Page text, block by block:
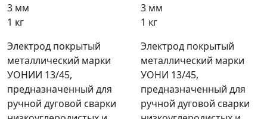
3 мм
1 кг
Электрод покрытый
металлический марки
УОНИИ 13/45,
предназначенный для
ручной дуговой сварки
3 мм
1 кг
Электрод покрытый
металлический марки
УОНИ 13/45,
предназначенный для
ручной дуговой сварки